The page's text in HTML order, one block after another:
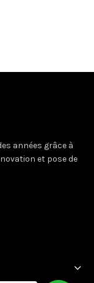
années grâce à
et pose de